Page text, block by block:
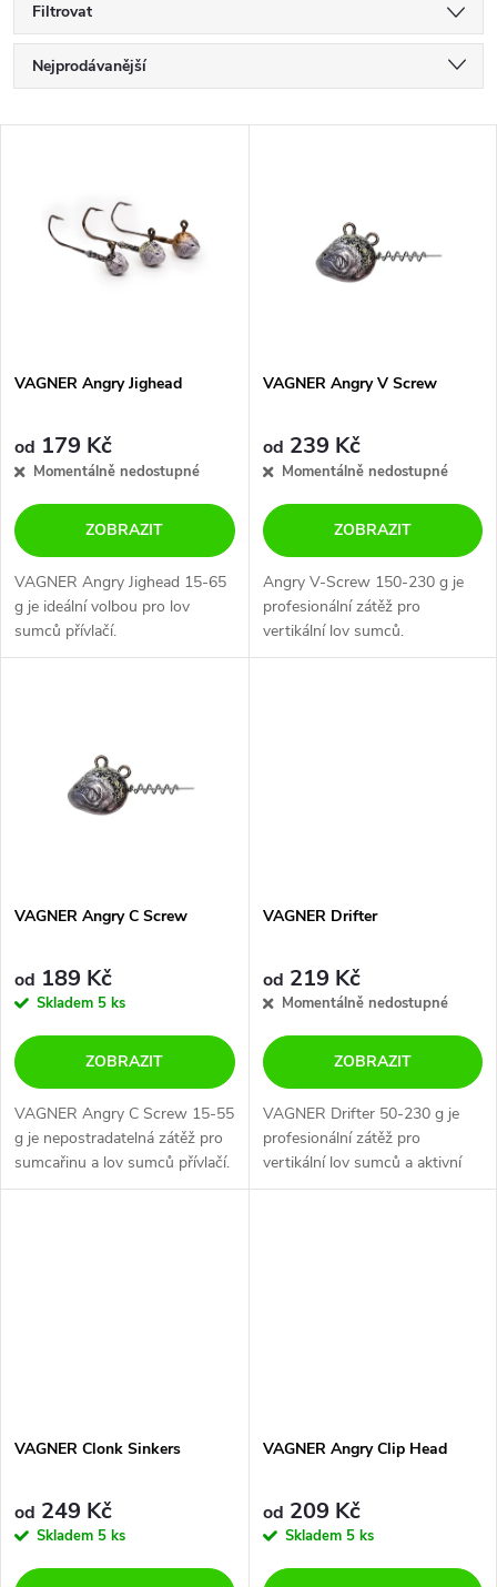
Filtrovat
Ř
a
p
r
o
d
u
Nejprodávanější
s
p
r
o
d
u
VAGNER Angry Jighead
od 179 Kč
Momentálně nedostupné
ZOBRAZIT
VAGNER Angry Jighead 15-65
g je ideální volbou pro lov
sumců přívlačí.
VAGNER Angry V Screw
od 239 Kč
Momentálně nedostupné
ZOBRAZIT
Angry V-Screw 150-230 g je
profesionální zátěž pro
vertikální lov sumců.
VAGNER Angry C Screw
od 189 Kč
Skladem 5 ks
ZOBRAZIT
VAGNER Angry C Screw 15-55
g je nepostradatelná zátěž pro
sumcařinu a lov sumců přívlačí.
VAGNER Drifter
od 219 Kč
Momentálně nedostupné
ZOBRAZIT
VAGNER Drifter 50-230 g je
profesionální zátěž pro
vertikální lov sumců a aktivní
rybaření.
VAGNER Clonk Sinkers
od 249 Kč
Skladem 5 ks
VAGNER Angry Clip Head
od 209 Kč
Skladem 5 ks